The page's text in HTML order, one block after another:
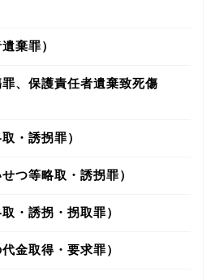
棄罪）
、保護責任者遺棄致死傷
・誘拐罪）
つ等略取・誘拐罪）
・誘拐・拐取罪）
金取得・要求罪）